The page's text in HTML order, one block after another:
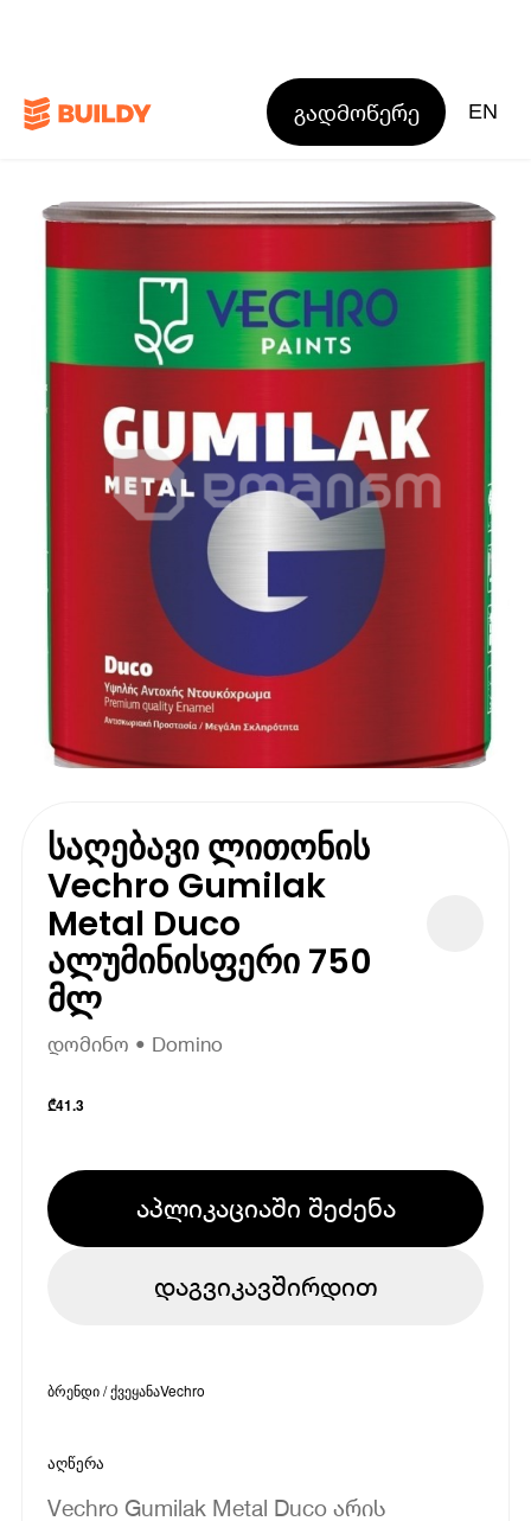
გადმოწერე EN
საღებავი ლითონის
Vechro Gumilak
Metal Duco
ალუმინისფერი 750
მლ
დომინო • Domino
₾41.3
აპლიკაციაში შეძენა
დაგვიკავშირდით
ბრენდი / ქვეყანაVechro
აღწერა
Vechro Gumilak Metal Duco არის